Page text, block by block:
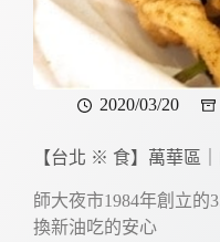
2020/03/20
【台北 ※ 食】萬華區
師大夜市1984年創立的
換新油吃的安心